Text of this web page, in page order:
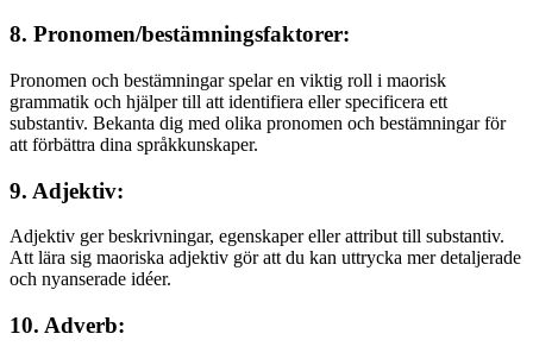
8. Pronomen/bestämningsfaktorer:
Pronomen och bestämningar spelar en viktig roll i maorisk
grammatik och hjälper till att identifiera eller specificera ett
substantiv. Bekanta dig med olika pronomen och bestämningar för
att förbättra dina språkkunskaper.
9. Adjektiv:
Adjektiv ger beskrivningar, egenskaper eller attribut till substantiv.
Att lära sig maoriska adjektiv gör att du kan uttrycka mer detaljerade
och nyanserade idéer.
10. Adverb: